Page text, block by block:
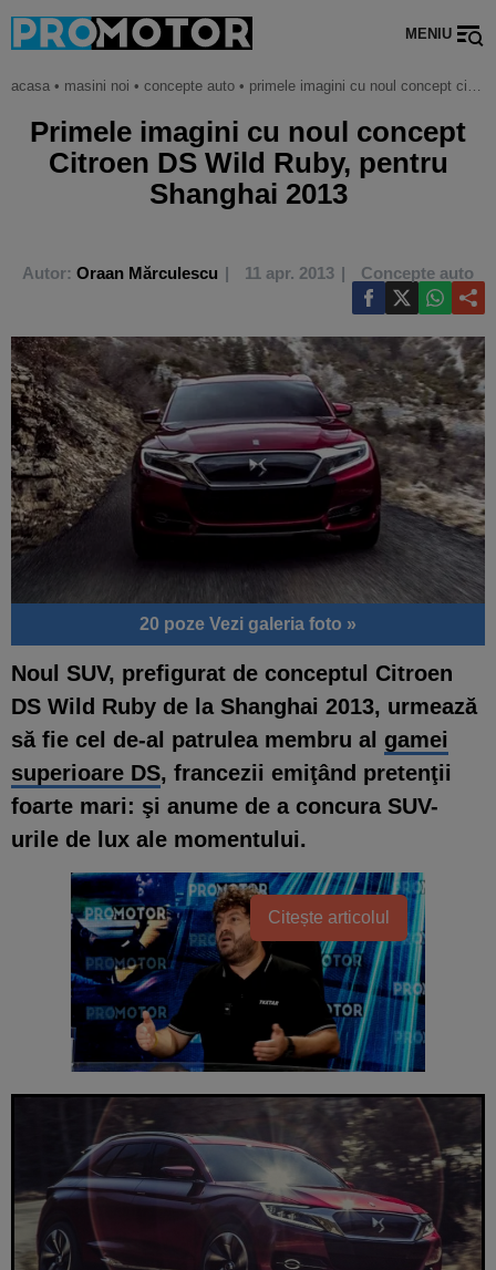
MENIU
acasa • masini noi • concepte auto • primele imagini cu noul concept citroen ds wild ruby, pentru shanghai 2013
Primele imagini cu noul concept
Citroen DS Wild Ruby, pentru
Shanghai 2013
Autor: Oraan Mărculescu 11 apr. 2013 Concepte auto
20 poze Vezi galeria foto »
Noul SUV, prefigurat de conceptul Citroen
DS Wild Ruby de la Shanghai 2013, urmează
să fie cel de-al patrulea membru al gamei
superioare DS, francezii emiţând pretenţii
foarte mari: şi anume de a concura SUV-
urile de lux ale momentului.
Citește articolul